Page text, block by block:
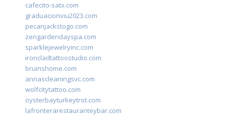
cafecito-satx.com
graduacionviu2023.com
pecanjackstogo.com
zengardendayspa.com
sparklejewelryinc.com
ironcladtattoostudio.com
bruinshome.com
annascleaningsvc.com
wolfcitytattoo.com
oysterbayturkeytrot.com
lafronterarestauranteybar.com